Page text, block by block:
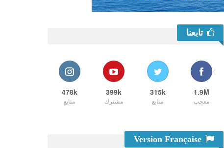
تابعنا
1.9M
معجب
315k
متابع
399k
مشترك
478k
متابع